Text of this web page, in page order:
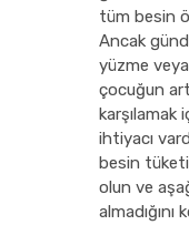
tüm besin
Ancak
yüzme
çocuğun
karşılamak
ihtiyacı
besin
olun ve
almadığını